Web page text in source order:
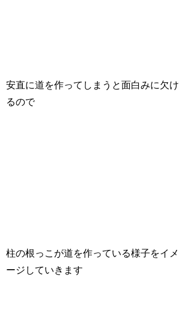
安直に道を作ってしまうと面白みに欠け
るので
柱の根っこが道を作っている様子をイメ
ージしていきます